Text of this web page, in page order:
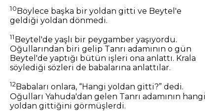
10Böylece başka bir yoldan gitti ve Beytel'e
geldiği yoldan dönmedi.
11 Beytel'de yaşlı bir peygamber yaşıyordu.
Oğullarından biri gelip Tanrı adamının o gün
Beytel'de yaptığı bütün işleri ona anlattı. Krala
söylediği sözleri de babalarına anlattılar.
12Babaları onlara, “Hangi yoldan gitti?” dedi.
Oğulları Yahuda'dan gelen Tanrı adamının hangi
yoldan gittiğini görmüşlerdi.